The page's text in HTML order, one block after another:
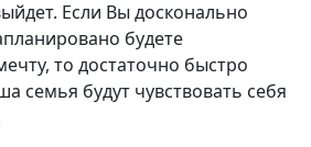
Если Вы досконально
будете
то достаточно быстро
семья будут чувствовать себя